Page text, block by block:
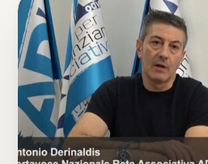
Italian